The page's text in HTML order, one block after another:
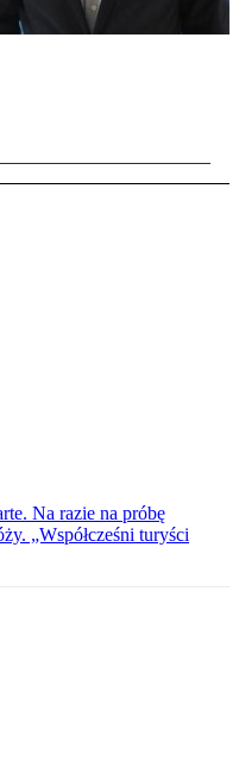
Na razie na próbę
„Współcześni turyści